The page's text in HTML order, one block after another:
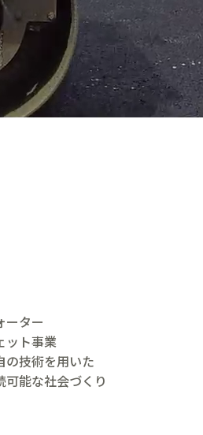
ーター
ット事業
の技術を用いた
可能な社会づくり